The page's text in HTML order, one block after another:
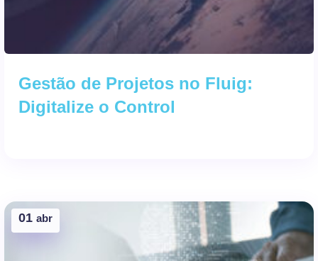
Gestão de Projetos no Fluig:
Digitalize o Control
01 abr